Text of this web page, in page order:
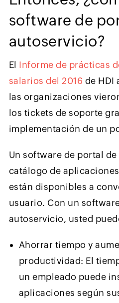
software de
autoservicio?
El Informe de prácticas
salarios del 2016 de HDI
las organizaciones
los tickets de soporte
implementación de un
Un software de portal
catálogo de
están disponibles a
usuario. Con un
autoservicio, usted
Ahorrar tiempo y
productividad: El
un empleado puede
aplicaciones según